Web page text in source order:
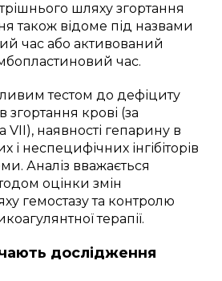
шляху згортання
також відоме під назвами
час або активований
час.
тестом до дефіциту
згортання крові (за
наявності гепарину в
і неспецифічних інгібіторів
Аналіз вважається
оцінки змін
гемостазу та контролю
терапії.
дослідження